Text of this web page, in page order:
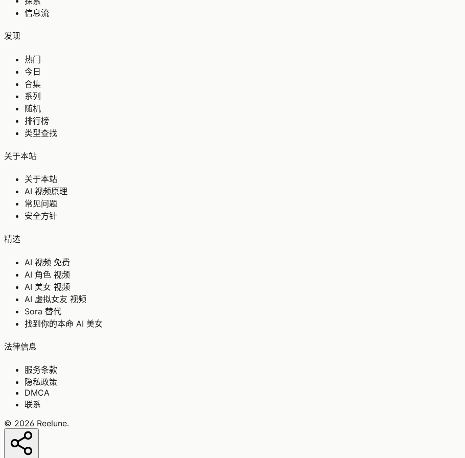
信息流
发现
热门
今日
合集
系列
随机
排行榜
类型查找
关于本站
关于本站
AI 视频原理
常见问题
安全方针
精选
AI 视频 免费
AI 角色 视频
AI 美女 视频
AI 虚拟女友 视频
Sora 替代
找到你的本命 AI 美女
法律信息
服务条款
隐私政策
DMCA
联系
© 2026 Reelune.